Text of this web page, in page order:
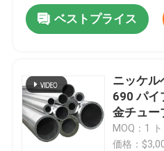
企業情報
品質管理
お問い合わせ
ベストプライス
ニッケル
690 パイ
金チュー
MOQ：1
価格：